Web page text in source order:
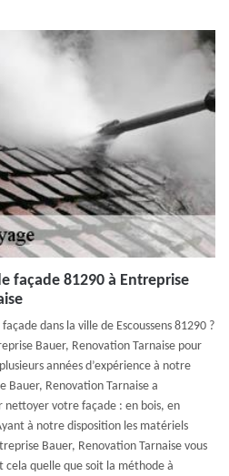
façade 81290 à Entreprise
dans la ville de Escoussens 81290 ?
Bauer, Renovation Tarnaise pour
années d’expérience à notre
Renovation Tarnaise a
nettoyer votre façade : en bois, en
à notre disposition les matériels
Bauer, Renovation Tarnaise vous
quelle que soit la méthode à